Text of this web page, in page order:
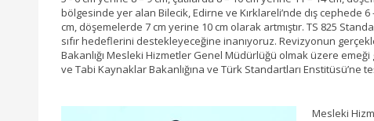
bölgesinde yer alan Bilecik, Edirne ve Kırklareli’nde dış cephede
cm, döşemelerde 7 cm yerine 10 cm olarak artmıştır. TS 825
sıfır hedeflerini destekleyeceğine inanıyoruz. Revizyonun
Bakanlığı Mesleki Hizmetler Genel Müdürlüğü olmak üzere
ve Tabi Kaynaklar Bakanlığına ve Türk Standartları Enstitüsü’ne
Mesleki